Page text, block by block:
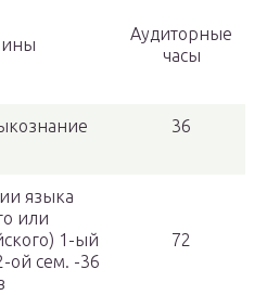
Аудиторные
часы
36
языка
или
1-ый
ой сем. -36
72